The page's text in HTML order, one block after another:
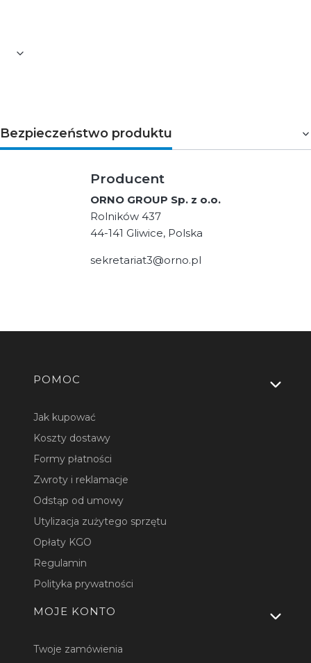
Bezpieczeństwo produktu
Producent
ORNO GROUP Sp. z o.o.
Rolników 437
44-141 Gliwice, Polska
sekretariat3@orno.pl
Linki w stopce
POMOC
Jak kupować
Koszty dostawy
Formy płatności
Zwroty i reklamacje
Odstąp od umowy
Utylizacja zużytego sprzętu
Opłaty KGO
Regulamin
Polityka prywatności
MOJE KONTO
Twoje zamówienia